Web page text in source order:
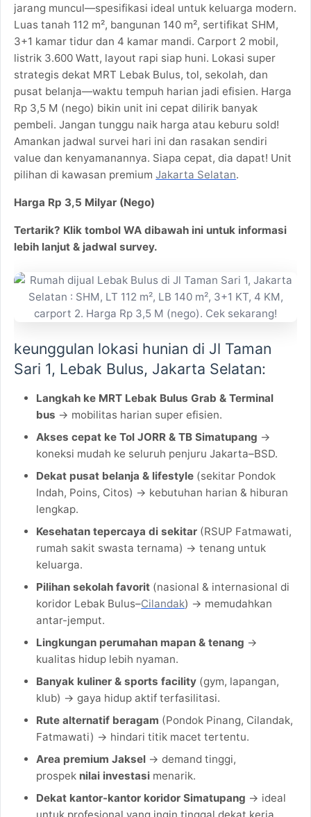
jarang muncul—spesifikasi ideal untuk keluarga modern.
Luas tanah 112 m², bangunan 140 m², sertifikat SHM,
3+1 kamar tidur dan 4 kamar mandi. Carport 2 mobil,
listrik 3.600 Watt, layout rapi siap huni. Lokasi super
strategis dekat MRT Lebak Bulus, tol, sekolah, dan
pusat belanja—waktu tempuh harian jadi efisien. Harga
Rp 3,5 M (nego) bikin unit ini cepat dilirik banyak
pembeli. Jangan tunggu naik harga atau keburu sold!
Amankan jadwal survei hari ini dan rasakan sendiri
value dan kenyamanannya. Siapa cepat, dia dapat! Unit
pilihan di kawasan premiumJakarta Selatan.
Harga Rp 3,5 Milyar (Nego)
Tertarik? Klik tombol WA dibawah ini untuk informasi
lebih lanjut & jadwal survey.
keunggulan lokasi hunian di Jl Taman
Sari 1, Lebak Bulus, Jakarta Selatan:
Langkah ke MRT Lebak Bulus Grab & Terminal
bus → mobilitas harian super efisien.
Akses cepat ke Tol JORR & TB Simatupang →
koneksi mudah ke seluruh penjuru Jakarta–BSD.
Dekat pusat belanja & lifestyle (sekitar Pondok
Indah, Poins, Citos) → kebutuhan harian & hiburan
lengkap.
Kesehatan tepercaya di sekitar (RSUP Fatmawati,
rumah sakit swasta ternama) → tenang untuk
keluarga.
Pilihan sekolah favorit (nasional & internasional di
koridor Lebak Bulus–Cilandak) → memudahkan
antar-jemput.
Lingkungan perumahan mapan & tenang →
kualitas hidup lebih nyaman.
Banyak kuliner & sports facility (gym, lapangan,
klub) → gaya hidup aktif terfasilitasi.
Rute alternatif beragam (Pondok Pinang, Cilandak,
Fatmawati) → hindari titik macet tertentu.
Area premium Jaksel → demand tinggi,
prospek nilai investasi menarik.
Dekat kantor-kantor koridor Simatupang → ideal